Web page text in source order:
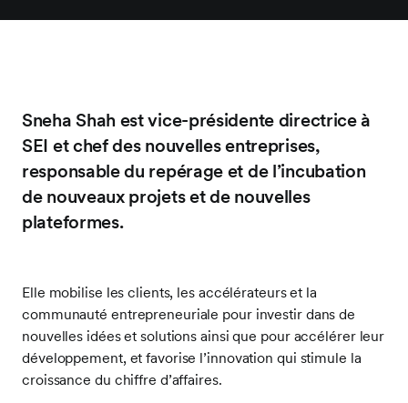
Sneha Shah est vice-présidente directrice à
SEI et chef des nouvelles entreprises,
responsable du repérage et de l’incubation
de nouveaux projets et de nouvelles
plateformes.
Elle mobilise les clients, les accélérateurs et la
communauté entrepreneuriale pour investir dans de
nouvelles idées et solutions ainsi que pour accélérer leur
développement, et favorise l’innovation qui stimule la
croissance du chiffre d’affaires.